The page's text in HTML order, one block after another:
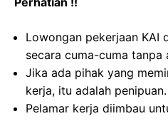
Lowongan pekerjaan KAI
secara cuma-cuma
Jika ada pihak yang
kerja, itu adalah penipuan.
Pelamar kerja diimbau